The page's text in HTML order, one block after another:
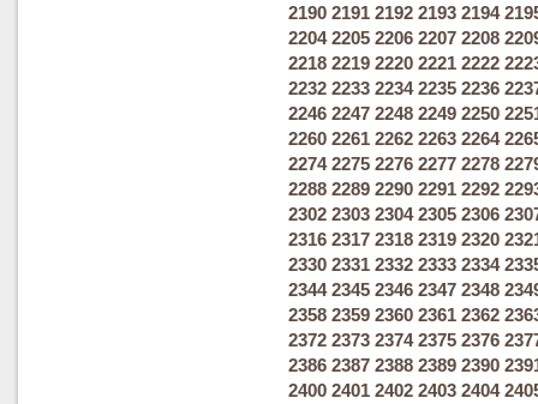
2190 2191 2192 2193 2194
2204 2205 2206 2207 2208
2218 2219 2220 2221 2222
2232 2233 2234 2235 2236
2246 2247 2248 2249 2250
2260 2261 2262 2263 2264
2274 2275 2276 2277 2278
2288 2289 2290 2291 2292
2302 2303 2304 2305 2306
2316 2317 2318 2319 2320
2330 2331 2332 2333 2334
2344 2345 2346 2347 2348
2358 2359 2360 2361 2362
2372 2373 2374 2375 2376
2386 2387 2388 2389 2390
2400 2401 2402 2403 2404